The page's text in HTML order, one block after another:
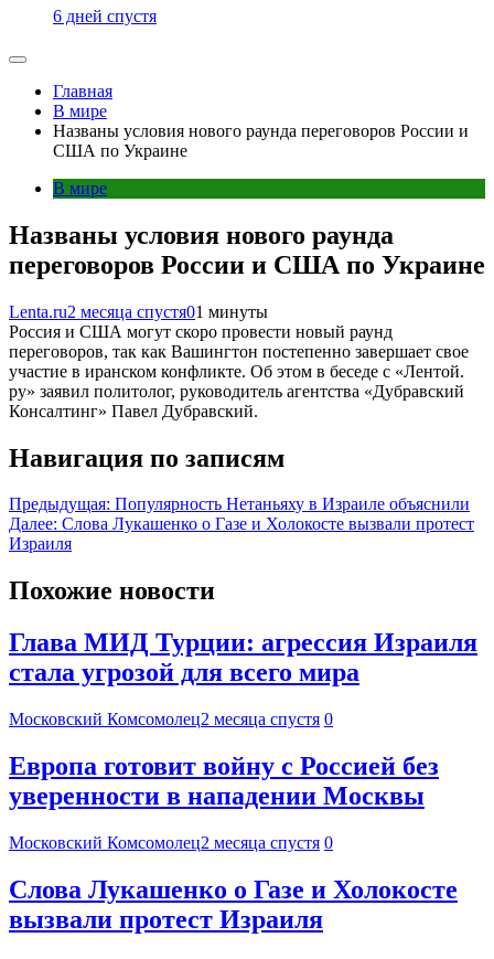
6 дней спустя
Главная
В мире
Названы условия нового раунда переговоров России и
США по Украине
В мире
Названы условия нового раунда
переговоров России и США по Украине
Lenta.ru2 месяца спустя01 минуты
Россия и США могут скоро провести новый раунд
переговоров, так как Вашингтон постепенно завершает свое
участие в иранском конфликте. Об этом в беседе с «Лентой.
ру» заявил политолог, руководитель агентства «Дубравский
Консалтинг» Павел Дубравский.
Навигация по записям
Предыдущая: Популярность Нетаньяху в Израиле объяснили
Далее: Слова Лукашенко о Газе и Холокосте вызвали протест
Израиля
Похожие новости
Глава МИД Турции: агрессия Израиля
стала угрозой для всего мира
Московский Комсомолец2 месяца спустя 0
Европа готовит войну с Россией без
уверенности в нападении Москвы
Московский Комсомолец2 месяца спустя 0
Слова Лукашенко о Газе и Холокосте
вызвали протест Израиля